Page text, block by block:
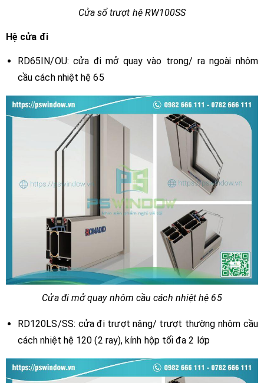
Cửa sổ trượt hệ RW100SS
Hệ cửa đi
RD65IN/OU: cửa đi mở quay vào trong/ ra ngoài nhôm
cầu cách nhiệt hệ 65
Cửa đi mở quay nhôm cầu cách nhiệt hệ 65
RD120LS/SS: cửa đi trượt nâng/ trượt thường nhôm cầu
cách nhiệt hệ 120 (2 ray), kính hộp tối đa 2 lớp